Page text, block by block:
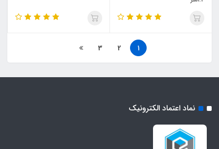
1
2
3
نماد اعتماد الکترونیک